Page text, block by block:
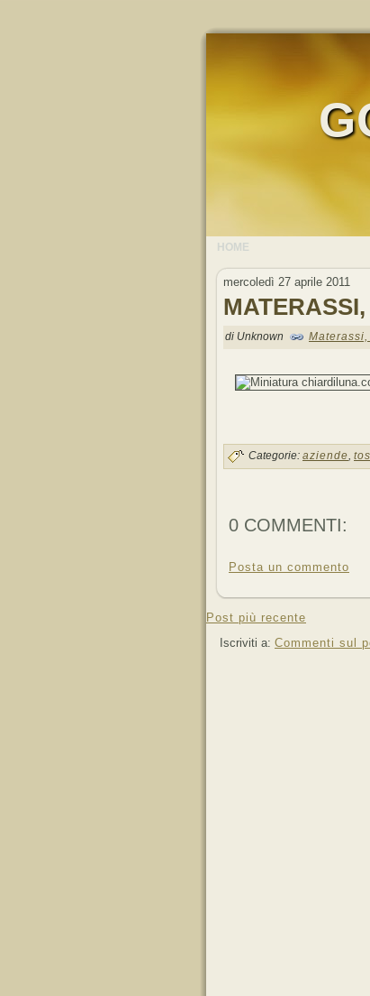
HOME
mercoledì 27 aprile 2011
di Unknown
Categorie: aziende,
0 COMMENTI:
Posta un commento
Post più recente
Iscriviti a: Commenti sul